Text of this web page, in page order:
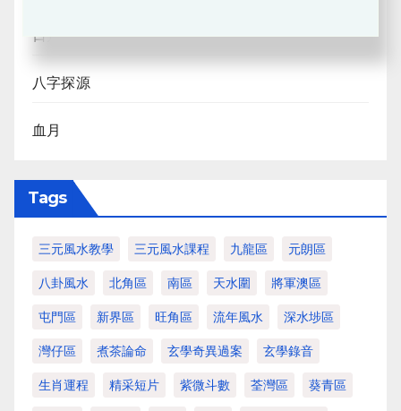
日月合朔
八字探源
血月
Tags
三元風水教學 三元風水課程 九龍區 元朗區
八卦風水 北角區 南區 天水圍 將軍澳區
屯門區 新界區 旺角區 流年風水 深水埗區
灣仔區 煮茶論命 玄學奇異過案 玄學錄音
生肖運程 精采短片 紫微斗數 荃灣區 葵青區